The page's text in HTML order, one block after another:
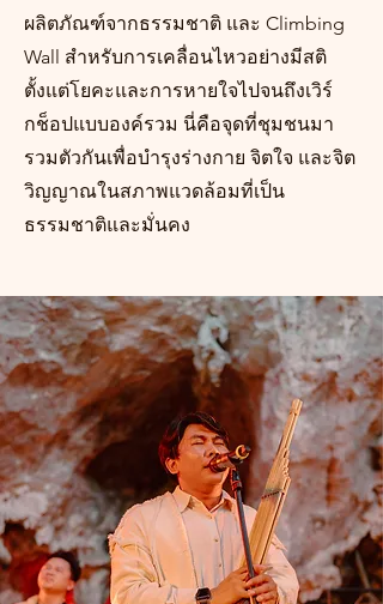
ผลิตภัณฑ์จากธรรมชาติ และ Climbing
Wall สำหรับการเคลื่อนไหวอย่างมีสติ
ตั้งแต่โยคะและการหายใจไปจนถึงเวิร์
กช็อปแบบองค์รวม นี่คือจุดที่ชุมชนมา
รวมตัวกันเพื่อบำรุงร่างกาย จิตใจ และจิต
วิญญาณในสภาพแวดล้อมที่เป็น
ธรรมชาติและมั่นคง